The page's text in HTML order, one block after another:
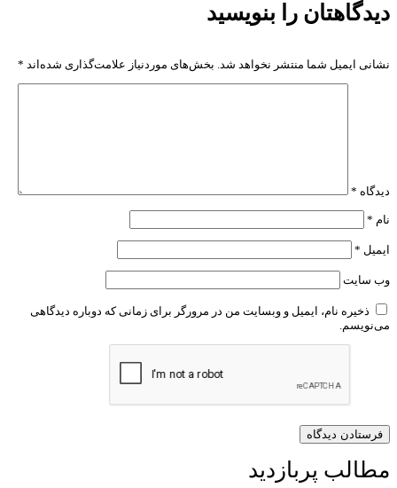
دیدگاهتان را بنویسید
نشانی ایمیل شما منتشر نخواهد شد. بخش‌های موردنیاز علامت‌گذاری شده‌اند *
دیدگاه *
نام *
ایمیل *
وب‌ سایت
ذخیره نام، ایمیل و وبسایت من در مرورگر برای زمانی که دوباره دیدگاهی
می‌نویسم.
مطالب پربازدید